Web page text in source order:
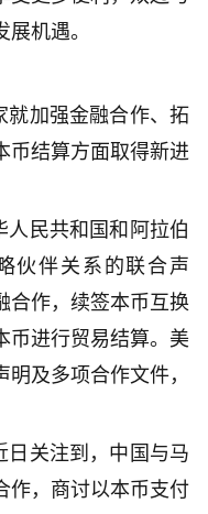
机遇。
就加强金融合作、拓
币结算方面取得新进
人民共和国和阿拉伯
伙伴关系的联合声
合作，续签本币互换
币进行贸易结算。美
及多项合作文件，
日关注到，中国与马
作，商讨以本币支付